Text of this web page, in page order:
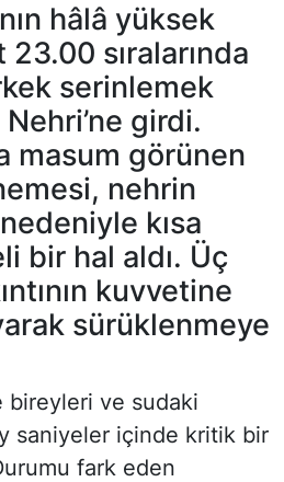
hâlâ yüksek
sıralarında
serinlemek
girdi.
masum görünen
nehrin
kısa
bir hal aldı. Üç
kuvvetine
sürüklenmeye
bireyleri ve sudaki
saniyeler içinde kritik bir
fark eden